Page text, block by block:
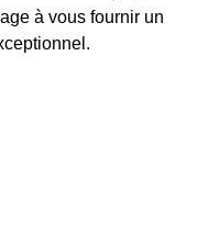
à vous fournir un